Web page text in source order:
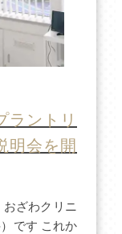
ラントリ
明会を開
ざわクリニ
です これか